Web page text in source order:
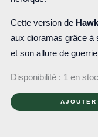
Cette version de
aux dioramas grâce à
et son allure de
Disponibilité : 1 en
quantité